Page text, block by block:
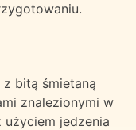
bitą śmietaną
znalezionymi w
jedzenia